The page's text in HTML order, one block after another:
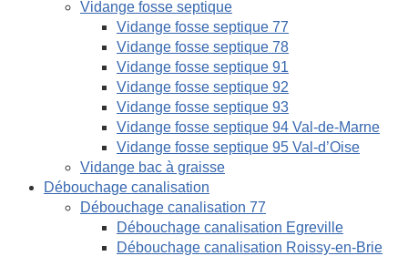
Vidange fosse septique
Vidange fosse septique 77
Vidange fosse septique 78
Vidange fosse septique 91
Vidange fosse septique 92
Vidange fosse septique 93
Vidange fosse septique 94 Val-de-Marne
Vidange fosse septique 95 Val-d’Oise
Vidange bac à graisse
Débouchage canalisation
Débouchage canalisation 77
Débouchage canalisation Egreville
Débouchage canalisation Roissy-en-Brie